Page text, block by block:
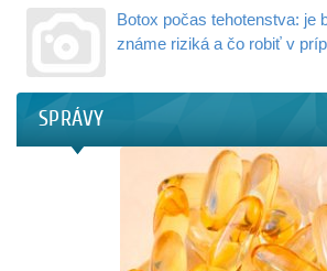
Botox počas tehotenstva: je
známe riziká a čo robiť v príp
SPRÁVY